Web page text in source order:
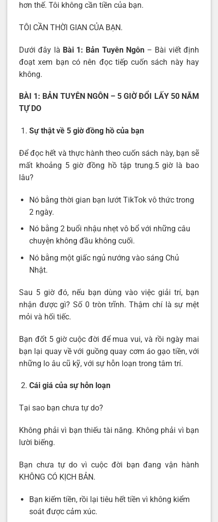
hơn thế. Tôi không cần tiền của bạn.
TÔI CẦN THỜI GIAN CỦA BẠN.
Dưới đây là Bài 1: Bản Tuyên Ngôn– Bài viết định
đoạt xem bạn có nên đọc tiếp cuốn sách này hay
không.
BÀI 1: BẢN TUYÊN NGÔN – 5 GIỜ ĐỔI LẤY 50 NĂM
TỰ DO
Sự thật về 5 giờ đồng hồ của bạn
Để đọc hết và thực hành theo cuốn sách này, bạn sẽ
mất khoảng 5 giờ đồng hồ tập trung.5 giờ là bao
lâu?
Nó bằng thời gian bạn lướt TikTok vô thức trong
2 ngày.
Nó bằng 2 buổi nhậu nhẹt vô bổ với những câu
chuyện không đầu không cuối.
Nó bằng một giấc ngủ nướng vào sáng Chủ
Nhật.
Sau 5 giờ đó, nếu bạn dùng vào việc giải trí, bạn
nhận được gì? Số 0 tròn trĩnh. Thậm chí là sự mệt
mỏi và hối tiếc.
Bạn đốt 5 giờ cuộc đời để mua vui, và rồi ngày mai
bạn lại quay về với guồng quay cơm áo gạo tiền, với
những lo âu cũ kỹ, với sự hỗn loạn trong tâm trí.
Cái giá của sự hỗn loạn
Tại sao bạn chưa tự do?
Không phải vì bạn thiếu tài năng. Không phải vì bạn
lười biếng.
Bạn chưa tự do vì cuộc đời bạn đang vận hành
KHÔNG CÓ KỊCH BẢN.
Bạn kiếm tiền, rồi lại tiêu hết tiền vì không kiểm
soát được cảm xúc.